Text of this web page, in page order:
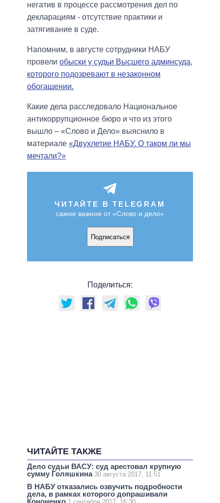
негатив в процессе рассмотрения дел по
декларациям - отсутствие практики и
затягивание в суде.
Напомним, в августе сотрудники НАБУ
провели обыски у судьи Высшего админсуда,
которого подозревают в незаконном
обогащении.
Какие дела расследовало Национальное
антикоррупционное бюро и что из этого
вышло – «Слово и Дело» выяснило в
материале «Двухлетие НАБУ. О таком ли мы
мечтали?»
ЧИТАЙТЕ В TELEGRAM
самое важное от «Слово и дело»
Подписаться
Поделиться:
ЧИТАЙТЕ ТАКЖЕ
Дело судьи ВАСУ: суд арестовал крупную
сумму Голяшкина 30 августа 2017, 11:51
В НАБУ отказались озвучить подробности
дела, в рамках которого допрашивали